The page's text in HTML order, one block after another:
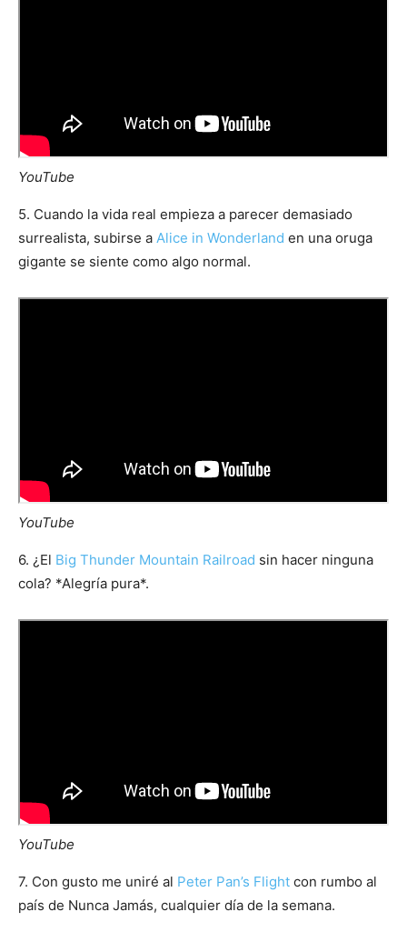
YouTube
5. Cuando la vida real empieza a parecer demasiado
surrealista, subirse a Alice in Wonderland en una oruga
gigante se siente como algo normal.
YouTube
6. ¿El Big Thunder Mountain Railroad sin hacer ninguna
cola? *Alegría pura*.
YouTube
7. Con gusto me uniré al Peter Pan’s Flight con rumbo al
país de Nunca Jamás, cualquier día de la semana.